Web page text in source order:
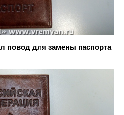
повод для замены паспорта